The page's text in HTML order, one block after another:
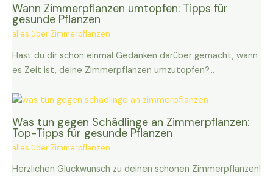
Wann Zimmerpflanzen umtopfen: Tipps für
gesunde Pflanzen
alles über Zimmerpflanzen
Hast du dir schon einmal Gedanken darüber gemacht, wann
es Zeit ist, deine Zimmerpflanzen umzutopfen?…
Was tun gegen Schädlinge an Zimmerpflanzen:
Top-Tipps für gesunde Pflanzen
alles über Zimmerpflanzen
Herzlichen Glückwunsch zu deinen schönen Zimmerpflanzen!